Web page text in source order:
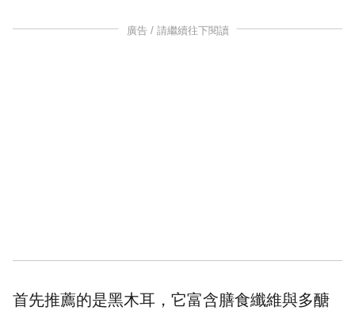
廣告 / 請繼續往下閱讀
首先推薦的是黑木耳，它富含膳食纖維與多醣